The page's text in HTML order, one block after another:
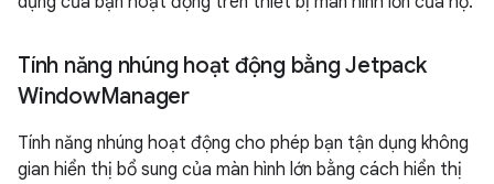
Tính năng nhúng hoạt động bằng Jetpack
WindowManager
Tính năng nhúng hoạt động cho phép bạn tận dụng không
gian hiển thị bổ sung của màn hình lớn bằng cách hiển thị